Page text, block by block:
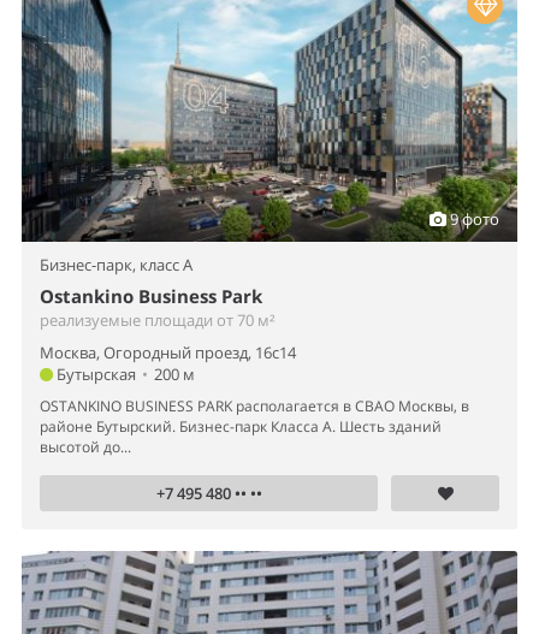
9 фото
Бизнес-парк, класс A
Ostankino Business Park
реализуемые площади от 70 м²
Москва, Огородный проезд, 16с14
Бутырская • 200 м
OSTANKINO BUSINESS PARK располагается в СВАО Москвы, в
районе Бутырский. Бизнес-парк Класса А. Шесть зданий
высотой до...
+7 495 480 •• ••